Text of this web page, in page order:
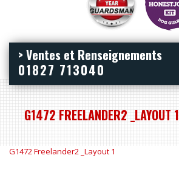
> Ventes et Renseignements
01827 713040
G1472 FREELANDER2 _LAYOUT 1
G1472 Freelander2 _Layout 1